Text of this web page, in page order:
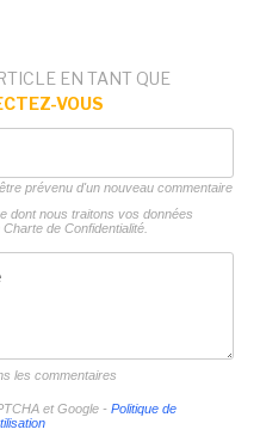
EN TANT QUE
VOUS
prévenu d'un nouveau commentaire
dont nous traitons vos données
Charte de Confidentialité.
les commentaires
et Google - Politique de